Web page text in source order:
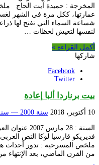
المخرجة : حميدة آيت الحاج
عمارتها، ككل مرة في الشهر
شساعة السماء التي تفتح لها
لنفسها لتعيش لحظات …
أكمل القراءة »
شاركها
Facebook
Twitter
بيت برناردا ألبا إعادة
10 أكتوبر، 2018 سنة 2000 — سنة 2009
السنة : 28
فديريكو قارسيا لوكا النص
ملخص المسرحية : تدور أحداث
من القرن الماضي، بعد الإنتهاء